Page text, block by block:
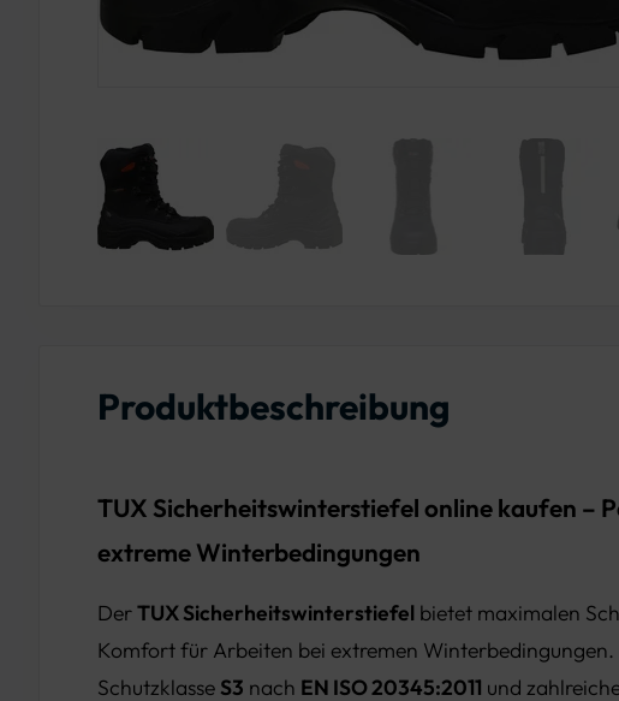
Produktbeschreibung
TUX Sicherheitswinterstiefel online kaufen –
extreme Winterbedingungen
DerTUX Sicherheitswinterstiefel bietet maximalen
Komfort für Arbeiten bei extremen
Schutzklasse S3 nach EN ISO 20345:2011 und